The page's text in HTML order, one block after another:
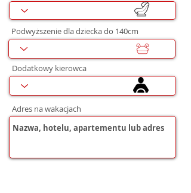
Podwyższenie dla dziecka do 140cm
Dodatkowy kierowca
Adres na wakacjach